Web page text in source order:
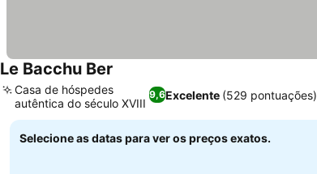
Le Bacchu Ber
9,6Excelente (529 pontuações)
Casa de hóspedes
autêntica do século XVIII
Selecione as datas para ver os preços exatos.